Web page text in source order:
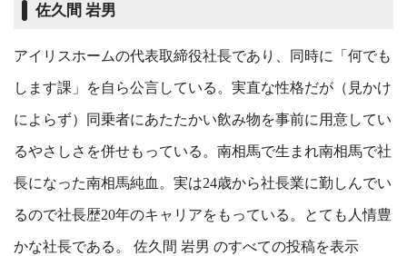
佐久間 岩男
アイリスホームの代表取締役社長であり、同時に「何でも
します課」を自ら公言している。実直な性格だが（見かけ
によらず）同乗者にあたたかい飲み物を事前に用意してい
るやさしさを併せもっている。南相馬で生まれ南相馬で社
長になった南相馬純血。実は24歳から社長業に勤しんでい
るので社長歴20年のキャリアをもっている。とても人情豊
かな社長である。 佐久間 岩男 のすべての投稿を表示